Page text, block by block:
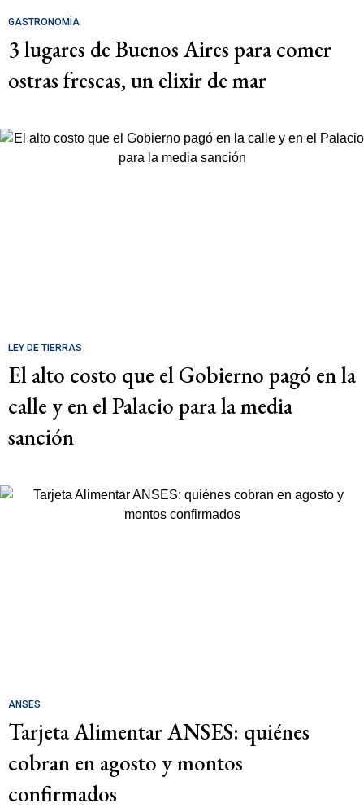
GASTRONOMÍA
3 lugares de Buenos Aires para comer
ostras frescas, un elixir de mar
LEY DE TIERRAS
El alto costo que el Gobierno pagó en la
calle y en el Palacio para la media
sanción
ANSES
Tarjeta Alimentar ANSES: quiénes
cobran en agosto y montos
confirmados